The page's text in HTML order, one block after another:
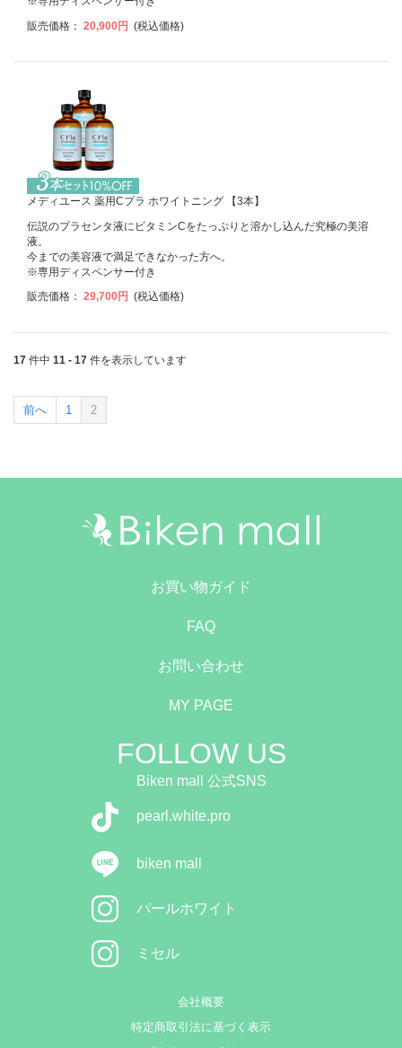
販売価格： 20,900円 (税込価格)
メディユース 薬用Cプラ ホワイトニング 【3本】
伝説のプラセンタ液にビタミンCをたっぷりと溶かし込んだ究極の美溶
液。
今までの美容液で満足できなかった方へ。
※専用ディスペンサー付き
販売価格： 29,700円 (税込価格)
17 件中 11 - 17 件を表示しています
前へ 1 2
お買い物ガイド
FAQ
お問い合わせ
MY PAGE
FOLLOW US
Biken mall 公式SNS
pearl.white.pro
biken mall
パールホワイト
ミセル
会社概要
特定商取引法に基づく表示